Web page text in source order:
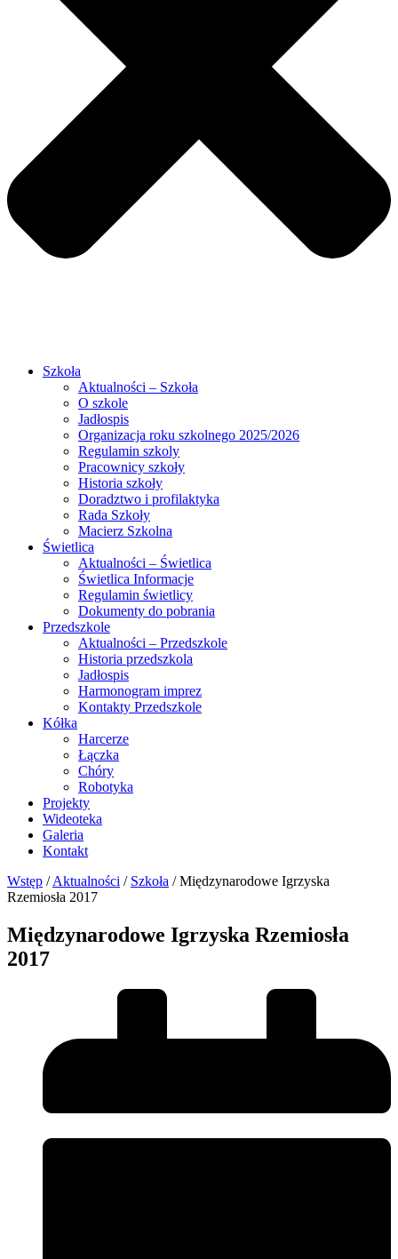
Szkoła
Aktualności – Szkoła
O szkole
Jadłospis
Organizacja roku szkolnego 2025/2026
Regulamin szkoly
Pracownicy szkoły
Historia szkoły
Doradztwo i profilaktyka
Rada Szkoły
Macierz Szkolna
Świetlica
Aktualności – Świetlica
Świetlica Informacje
Regulamin świetlicy
Dokumenty do pobrania
Przedszkole
Aktualności – Przedszkole
Historia przedszkola
Jadłospis
Harmonogram imprez
Kontakty Przedszkole
Kółka
Harcerze
Łączka
Chóry
Robotyka
Projekty
Wideoteka
Galeria
Kontakt
Wstęp / Aktualności / Szkoła / Międzynarodowe Igrzyska
Rzemiosła 2017
Międzynarodowe Igrzyska Rzemiosła
2017